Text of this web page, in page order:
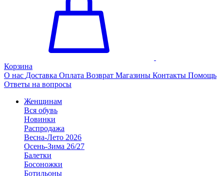
Корзина
О нас Доставка Оплата Возврат Магазины Контакты Помощь
Ответы на вопросы
Женщинам
Вся обувь
Новинки
Распродажа
Весна-Лето 2026
Осень-Зима 26/27
Балетки
Босоножки
Ботильоны